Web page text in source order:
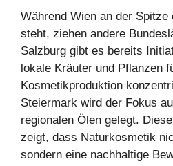
Während Wien an der Spitze
steht, ziehen andere
Salzburg gibt es bereits
lokale Kräuter und Pflanzen
Kosmetikproduktion
Steiermark wird der Fokus
regionalen Ölen gelegt.
zeigt, dass Naturkosmetik
sondern eine nachhaltige